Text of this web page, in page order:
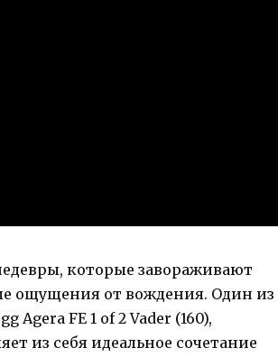
которые завораживают
ощущения от вождения. Один из
FE 1 of 2 Vader (160),
из себя идеальное сочетание